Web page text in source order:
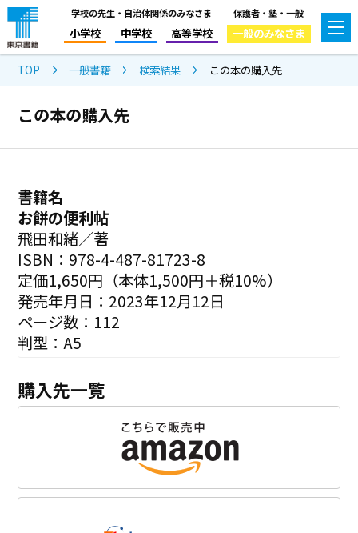
学校の先生・自治体関係のみなさま
小学校 中学校 高等学校
保護者・塾・一般
一般のみなさま
TOP 一般書籍 検索結果 この本の購入先
この本の購入先
書籍名
お餅の便利帖
飛田和緒／著
ISBN：978-4-487-81723-8
定価1,650円（本体1,500円＋税10%）
発売年月日：2023年12月12日
ページ数：112
判型：A5
購入先一覧